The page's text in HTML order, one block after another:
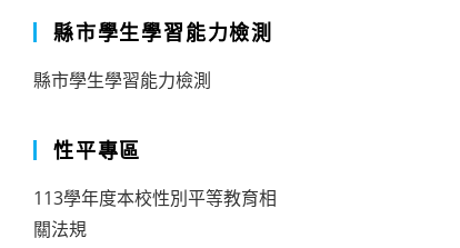
縣市學生學習能力檢測
縣市學生學習能力檢測
性平專區
113學年度本校性別平等教育相
關法規